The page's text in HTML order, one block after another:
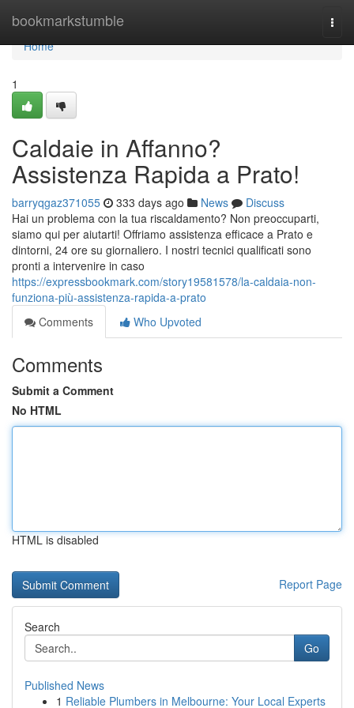
bookmarkstumble
Home
Home
1
Caldaie in Affanno?
Assistenza Rapida a Prato!
barryqgaz371055 333 days ago News
Discuss
Hai un problema con la tua riscaldamento? Non preoccuparti,
siamo qui per aiutarti! Offriamo assistenza efficace a Prato e
dintorni, 24 ore su giornaliero. I nostri tecnici qualificati sono
pronti a intervenire in caso
https://expressbookmark.com/story19581578/la-caldaia-non-
funziona-più-assistenza-rapida-a-prato
Comments
Who Upvoted
Comments
Submit a Comment
No HTML
HTML is disabled
Report Page
Search
Go
Published News
1 Reliable Plumbers in Melbourne: Your Local Experts